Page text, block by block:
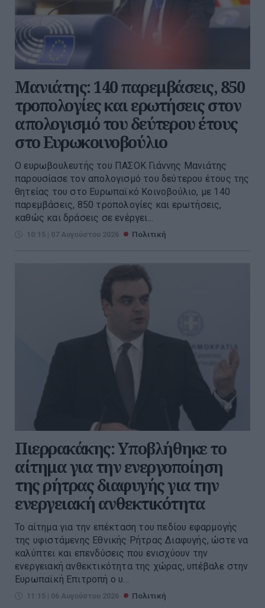
Μανιάτης: 140 παρεμβάσεις, 850
τροπολογίες και ερωτήσεις στον
απολογισμό του δεύτερου έτους
στο Ευρωκοινοβούλιο
Ο ευρωβουλευτής του ΠΑΣΟΚ Γιάννης Μανιάτης
παρουσίασε τον απολογισμό του δεύτερου έτους της
θητείας του στο Ευρωπαϊκό Κοινοβούλιο, με 140
παρεμβάσεις, 850 τροπολογίες και ερωτήσεις,
καθώς και δράσεις σε ενέργει...
10:15 | 07 Αυγούστου 2026 Πολιτική
Πιερρακάκης: Υποβλήθηκε το
αίτημα για την ενεργοποίηση
της ρήτρας διαφυγής για την
ενεργειακή ανθεκτικότητα
Το αίτημα για την επέκταση του πεδίου εφαρμογής
της υφιστάμενης Εθνικής Ρήτρας Διαφυγής, ώστε να
καλύπτει και επενδύσεις που ενισχύουν την
ενεργειακή ανθεκτικότητα της χώρας, υπέβαλε στην
Ευρωπαϊκή Επιτροπή ο υ...
11:15 | 06 Αυγούστου 2026 Πολιτική